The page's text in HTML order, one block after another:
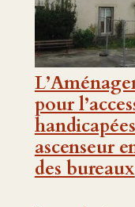
pour
ascenseur
des bureaux